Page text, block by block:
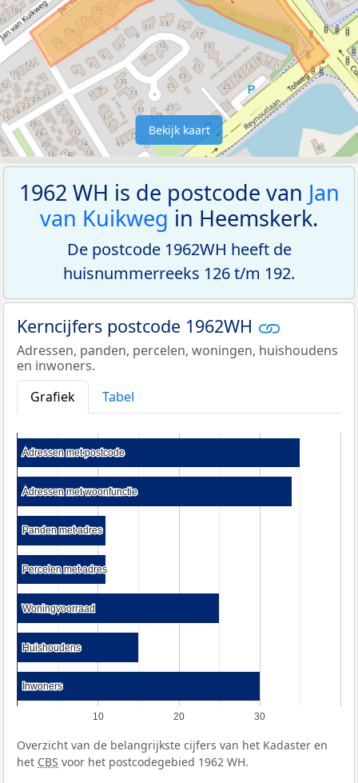
Bekijk kaart
1962 WH is de postcode van Jan
van Kuikweg in Heemskerk.
De postcode 1962WH heeft de
huisnummerreeks 126 t/m 192.
Kerncijfers postcode 1962WH
Adressen, panden, percelen, woningen, huishoudens
en inwoners.
Grafiek
Tabel
10 20 30
Adressen met postcode
Adressen met postcode
Adressen met woonfunctie
Adressen met woonfunctie
Panden met adres
Panden met adres
Percelen met adres
Percelen met adres
Woningvoorraad
Woningvoorraad
Huishoudens
Huishoudens
Inwoners
Inwoners
Overzicht van de belangrijkste cijfers van het Kadaster en
het CBS voor het postcodegebied 1962 WH.